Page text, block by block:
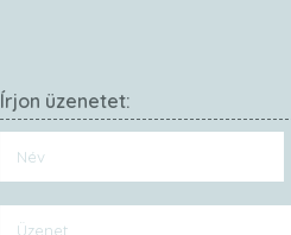
Írjon üzenetet: